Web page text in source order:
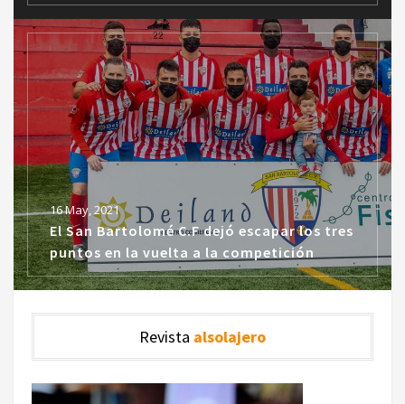
16 May, 2021
El San Bartolomé C.F dejó escapar los tres
puntos en la vuelta a la competición
Revista alsolajero